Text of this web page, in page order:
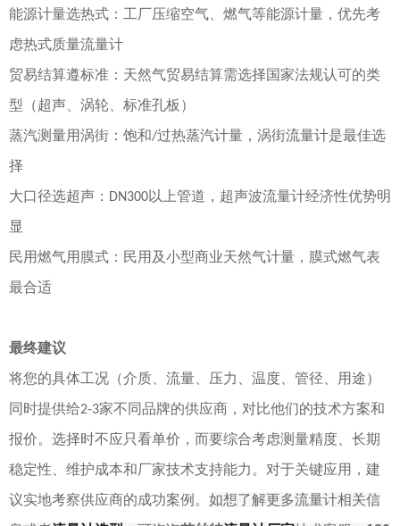
能源计量选热式 ：工厂压缩空气、燃气等能源计量，优先考
虑热式质量流量计
贸易结算遵标准 ：天然气贸易结算需选择国家法规认可的类
型（超声、涡轮、标准孔板）
蒸汽测量用涡街 ：饱和/过热蒸汽计量，涡街流量计是最佳选
择
大口径选超声 ： DN300以上管道，超声波流量计经济性优势明
显
民用燃气用膜式 ：民用及小型商业天然气计量，膜式燃气表
最合适
最终建议
将您的具体工况（介质、流量、压力、温度、管径、用途）
同时提供给2-3家不同品牌的供应商，对比他们的技术方案和
报价。选择时不应只看单价，而要综合考虑测量精度、长期
稳定性、维护成本和厂家技术支持能力。对于关键应用，建
议实地考察供应商的成功案例。 如想了解更多流量计相关信